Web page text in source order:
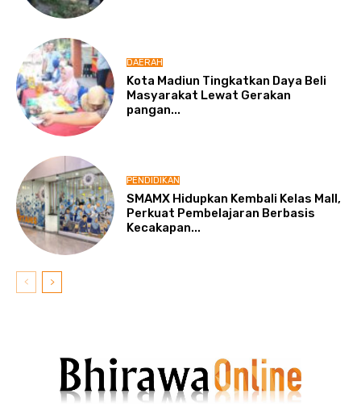
DAERAH
Kota Madiun Tingkatkan Daya Beli
Masyarakat Lewat Gerakan
pangan...
PENDIDIKAN
SMAMX Hidupkan Kembali Kelas Mall,
Perkuat Pembelajaran Berbasis
Kecakapan...